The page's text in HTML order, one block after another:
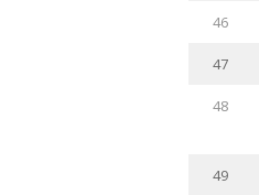
46
47
48
49